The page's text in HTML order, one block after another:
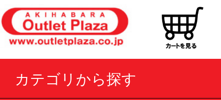
カテゴリから探す